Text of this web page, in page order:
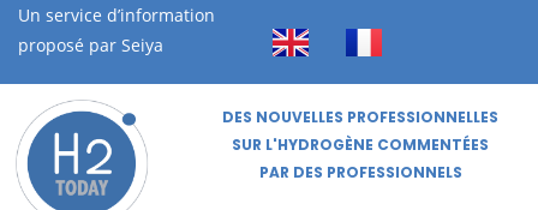
Un service d’information
proposé par Seiya
DES NOUVELLES PROFESSIONNELLES
SUR L'HYDROGÈNE COMMENTÉES
PAR DES PROFESSIONNELS